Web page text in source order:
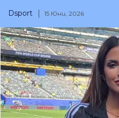
Dsport 15 Юни, 2026